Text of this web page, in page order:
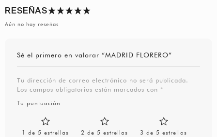
RESEÑAS
Aún no hay reseñas
Sé el primero en valorar “MADRID FLORERO”
Tu dirección de correo electrónico no será publicada.
Los campos obligatorios están marcados con *
Tu puntuación
1 de 5 estrellas 2 de 5 estrellas 3 de 5 estrellas